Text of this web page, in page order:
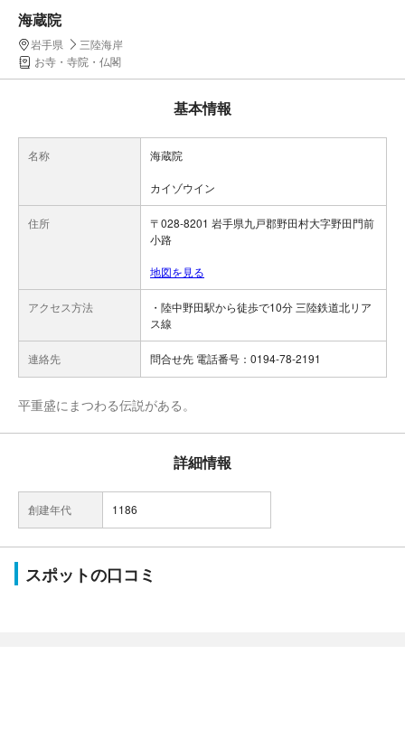
海蔵院
岩手県
三陸海岸
お寺・寺院・仏閣
基本情報
名称 海蔵院
カイゾウイン
住所
〒028-8201 岩手県九戸郡野田村大字野田門前
小路
地図を見る
アクセス方法
・陸中野田駅から徒歩で10分 三陸鉄道北リア
ス線
連絡先 問合せ先 電話番号：0194-78-2191
平重盛にまつわる伝説がある。
詳細情報
創建年代 1186
スポットの口コミ